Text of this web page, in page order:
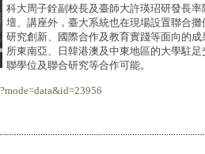
科大周子銓副校長及臺師大許瑛玿研發長
壇、講座外，臺大系統也在現場設置聯合
研究創新、國際合作及教育實踐等面向的
所東南亞、日韓港澳及中東地區的大學駐
聯學位及聯合研究等合作可能。